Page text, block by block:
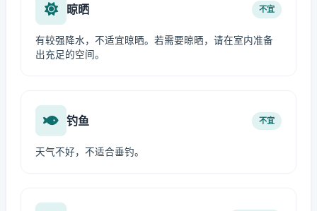
晾晒 不宜
有较强降水，不适宜晾晒。若需要晾晒，请在室内准备
出充足的空间。
钓鱼 不宜
天气不好，不适合垂钓。